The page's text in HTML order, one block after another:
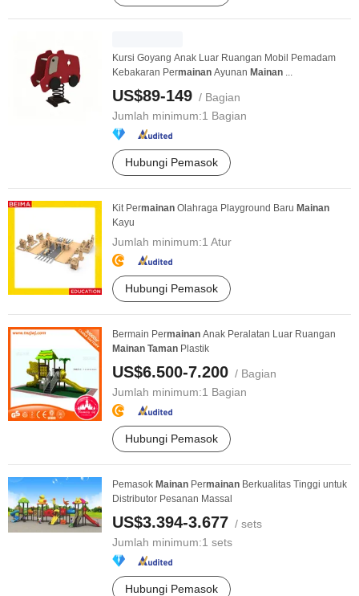
Kursi Goyang Anak Luar Ruangan Mobil Pemadam
Kebakaran Permainan Ayunan Mainan ...
US$89-149 / Bagian
Jumlah minimum:1 Bagian
Hubungi Pemasok
Kit Permainan Olahraga Playground Baru Mainan
Kayu
Jumlah minimum:1 Atur
Hubungi Pemasok
Bermain Permainan Anak Peralatan Luar Ruangan
Mainan Taman Plastik
US$6.500-7.200 / Bagian
Jumlah minimum:1 Bagian
Hubungi Pemasok
Pemasok Mainan Permainan Berkualitas Tinggi untuk
Distributor Pesanan Massal
US$3.394-3.677 / sets
Jumlah minimum:1 sets
Hubungi Pemasok